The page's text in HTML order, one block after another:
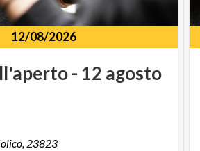
12/08/2026
- 12 agosto
23823